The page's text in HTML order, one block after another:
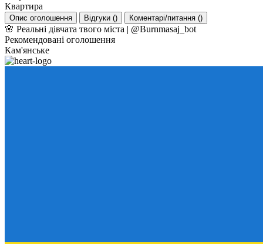
Квартира
Опис оголошення Відгуки () Коментарі/питання ()
🌸 Реальні дівчата твого міста | @Burnmasaj_bot
Рекомендовані оголошення
Кам'янське